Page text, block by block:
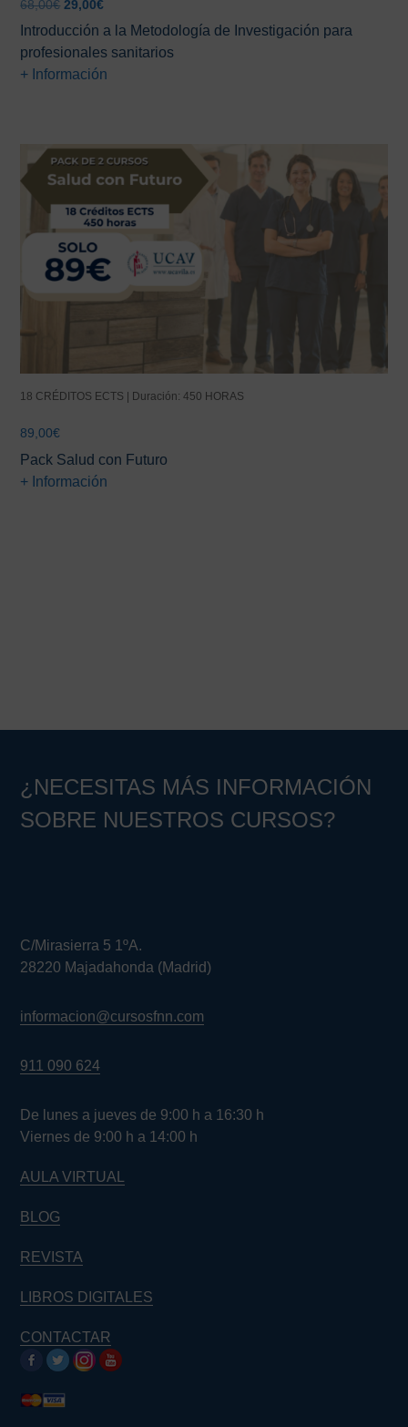
68,00€ El
precio
original
era:
68,00€.
29,00€El
precio
actual
es:
29,00€.
Introducción a la Metodología de Investigación para
profesionales sanitarios
+ Información
18 CRÉDITOS ECTS | Duración: 450 HORAS
89,00€
Pack Salud con Futuro
+ Información
¿NECESITAS MÁS INFORMACIÓN
SOBRE NUESTROS CURSOS?
C/Mirasierra 5 1ºA.
28220 Majadahonda (Madrid)
informacion@cursosfnn.com
911 090 624
De lunes a jueves de 9:00 h a 16:30 h
Viernes de 9:00 h a 14:00 h
AULA VIRTUAL
BLOG
REVISTA
LIBROS DIGITALES
CONTACTAR